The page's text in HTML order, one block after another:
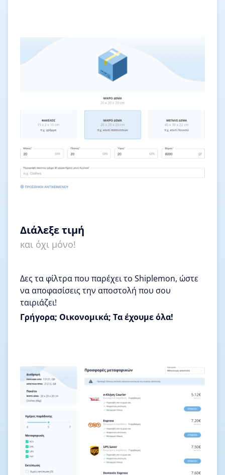
Διάλεξε τιμή
και όχι μόνο!
Δες τα φίλτρα που παρέχει το Shiplemon, ώστε
να αποφασίσεις την αποστολή που σου
ταιριάζει!
Γρήγορα; Οικονομικά; Τα έχουμε όλα!